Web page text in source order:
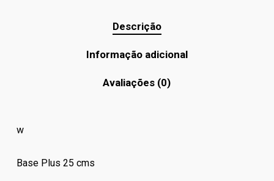
Descrição
Informação adicional
Avaliações (0)
w
Base Plus 25 cms